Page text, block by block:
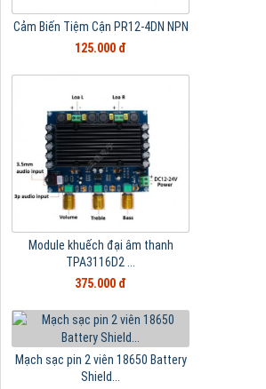
Cảm Biến Tiệm Cận PR12-4DN NPN
125.000 đ
Module khuếch đại âm thanh
TPA3116D2 ...
375.000 đ
Mạch sạc pin 2 viên 18650 Battery
Shield...